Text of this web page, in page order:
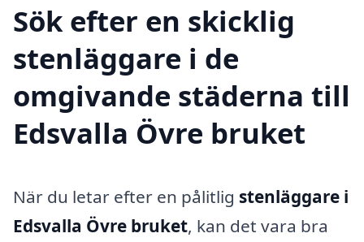
Sök efter en skicklig
stenläggare i de
omgivande städerna till
Edsvalla Övre bruket
När du letar efter en pålitlig stenläggare i
Edsvalla Övre bruket, kan det vara bra